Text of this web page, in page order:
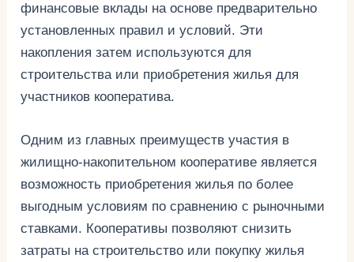
финансовые вклады на основе предварительно
установленных правил и условий. Эти
накопления затем используются для
строительства или приобретения жилья для
участников кооператива.
Одним из главных преимуществ участия в
жилищно-накопительном кооперативе является
возможность приобретения жилья по более
выгодным условиям по сравнению с рыночными
ставками. Кооперативы позволяют снизить
затраты на строительство или покупку жилья